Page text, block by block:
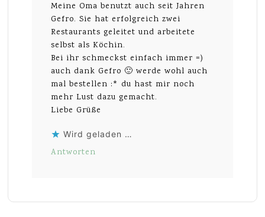
Meine Oma benutzt auch seit Jahren
Gefro. Sie hat erfolgreich zwei
Restaurants geleitet und arbeitete
selbst als Köchin.
Bei ihr schmeckst einfach immer =)
auch dank Gefro 🙂 werde wohl auch
mal bestellen :* du hast mir noch
mehr Lust dazu gemacht.
Liebe Grüße
Wird geladen …
Antworten